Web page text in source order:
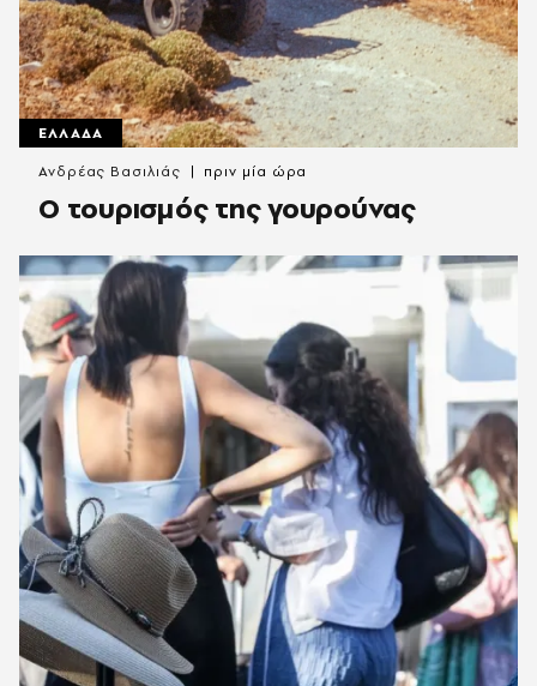
ΕΛΛΑΔΑ
Ο τουρισμός της γουρούνας
Ανδρέας Βασιλιάς πριν μία ώρα